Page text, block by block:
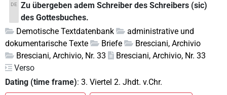
DE Zu übergeben adem Schreiber des Schreibers (sic)
des Gottesbuches.
Demotische Textdatenbank
administrative und
dokumentarische Texte
Briefe
Bresciani, Archivio
Bresciani, Archivio, Nr. 33
Bresciani, Archivio, Nr. 33
Verso
Dating (time frame): 3. Viertel 2. Jhdt. v.Chr.